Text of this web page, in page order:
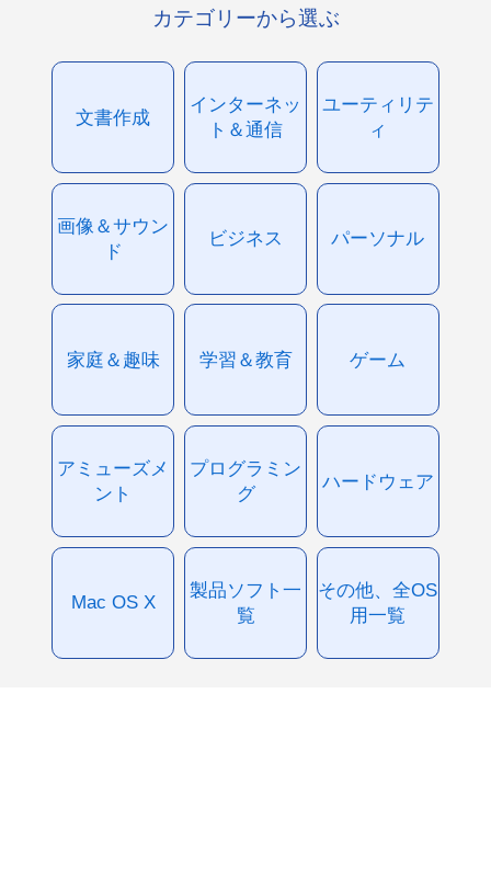
カテゴリーから選ぶ
文書作成
インターネッ
ト＆通信
ユーティリテ
ィ
画像＆サウン
ド
ビジネス パーソナル
家庭＆趣味 学習＆教育 ゲーム
アミューズメ
ント
プログラミン
グ
ハードウェア
Mac OS X
製品ソフト一
覧
その他、全OS
用一覧